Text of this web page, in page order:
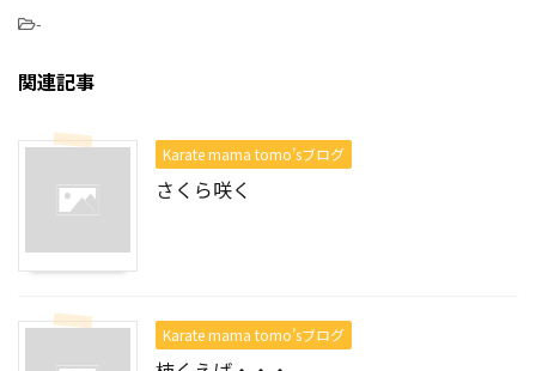
-
関連記事
Karate mama tomo’sブログ
さくら咲く
Karate mama tomo’sブログ